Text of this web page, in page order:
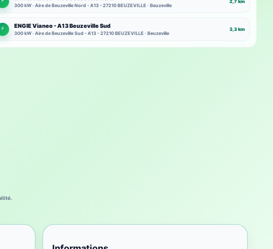
300 kW · Aire de Beuzeville Nord - A13 - 27210 BEUZEVILLE · Beuzeville
2,7 km
⚡ ENGIE Vianeo - A13 Beuzeville Sud
300 kW · Aire de Beuzeville Sud - A13 - 27210 BEUZEVILLE · Beuzeville
3,3 km